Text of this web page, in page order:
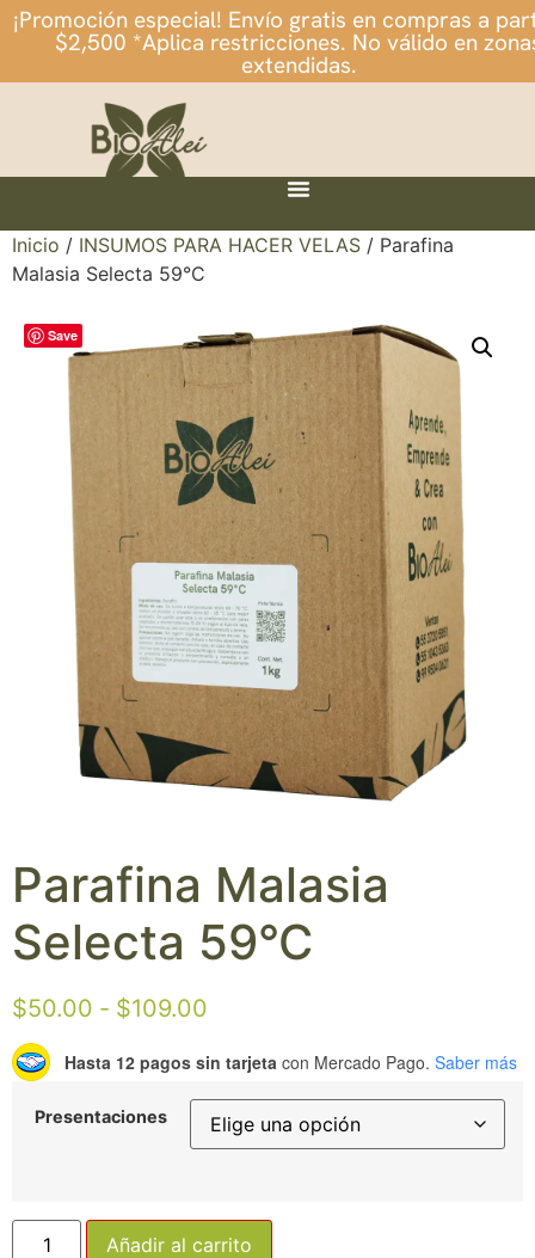
¡Promoción especial! Envío gratis en compras a
$2,500 *Aplica restricciones. No válido en
extendidas.
Inicio / INSUMOS PARA HACER VELAS / Parafina
Malasia Selecta 59°C
Save
Parafina Malasia
Selecta 59°C
$50.00 - $109.00
Hasta 12 pagos sin tarjeta con Mercado Pago. Saber más
Presentaciones
Añadir al carrito